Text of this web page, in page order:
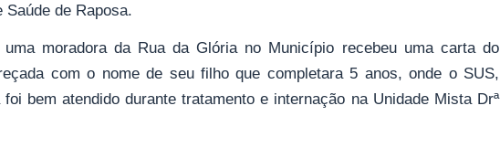
de Raposa.
moradora da Rua da Glória no Município recebeu uma carta do
com o nome de seu filho que completara 5 anos, onde o SUS,
bem atendido durante tratamento e internação na Unidade Mista Drª